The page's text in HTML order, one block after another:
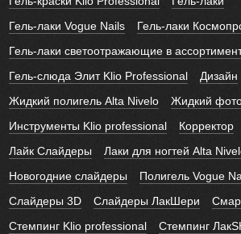
Гель-лаки Vogue Nails
Гель-лаки
Гель-лаки светоотражающие в
Гель-слюда Элит Klio Professional
Дизайн
Жидкий полигель Alta Nivelo
Жидкий
Инструменты Klio professional
Корректор
Лайк Слайдеры
Лаки для ногтей Alta
Новогодние слайдеры
Полигель Vogue
Слайдеры 3D
Слайдеры ЛакШери
Стемпинг Klio professional
Стемпинг